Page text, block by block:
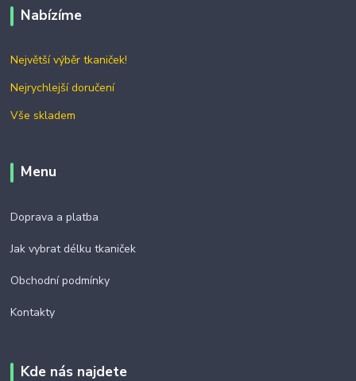
Nabízíme
Největší výběr tkaniček!
Nejrychlejší doručení
Vše skladem
Menu
Doprava a platba
Jak vybrat délku tkaniček
Obchodní podmínky
Kontakty
Kde nás najdete